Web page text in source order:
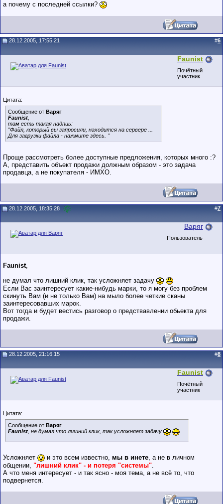
а почему с последней ссылки?
28.12.2005, 17:55:21 #6
Faunist
Почётный
участник
Цитата:
Сообщение от Варяг
Faunist
там есть такая надпиь:
"Файл, который вы запросили, находится на сервере ...
Для загрузки файла - нажмите здесь. "
Проще рассмотреть более доступные предложения, которых много :?
А, представить объект продажи должным образом - это задача
продавца, а не покупателя - ИМХО.
28.12.2005, 18:35:28 #7
Варяг
Пользователь
Faunist,
не думал что лишний клик, так усложняет задачу
Если Вас заинтересует какие-нибудь марки, то я могу без проблем
скинуть Вам (и не только Вам) на мыло более четкие сканы
заинтересовавших марок.
Вот тогда и будет вестись разговор о предствавлении обьекта для
продажи.
28.12.2005, 21:16:15 #8
Faunist
Почётный
участник
Цитата:
Сообщение от Варяг
Faunist, не думал что лишний клик, так усложняет задачу
Усложняет и это всем известно, мы в инете, а не в личном
общении, "лишний клик" - и потеря "системы"
А что меня интересует - и так ясно - моя тема, а не всё то, что
подвернется.